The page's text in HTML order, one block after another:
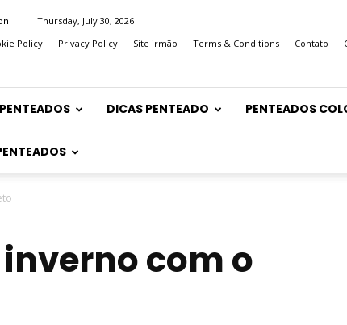
Thursday, July 30, 2026
Policy Privacy Policy Site irmão Terms & Conditions Contato
PENTEADOS DICAS PENTEADO PENTEADOS
com o